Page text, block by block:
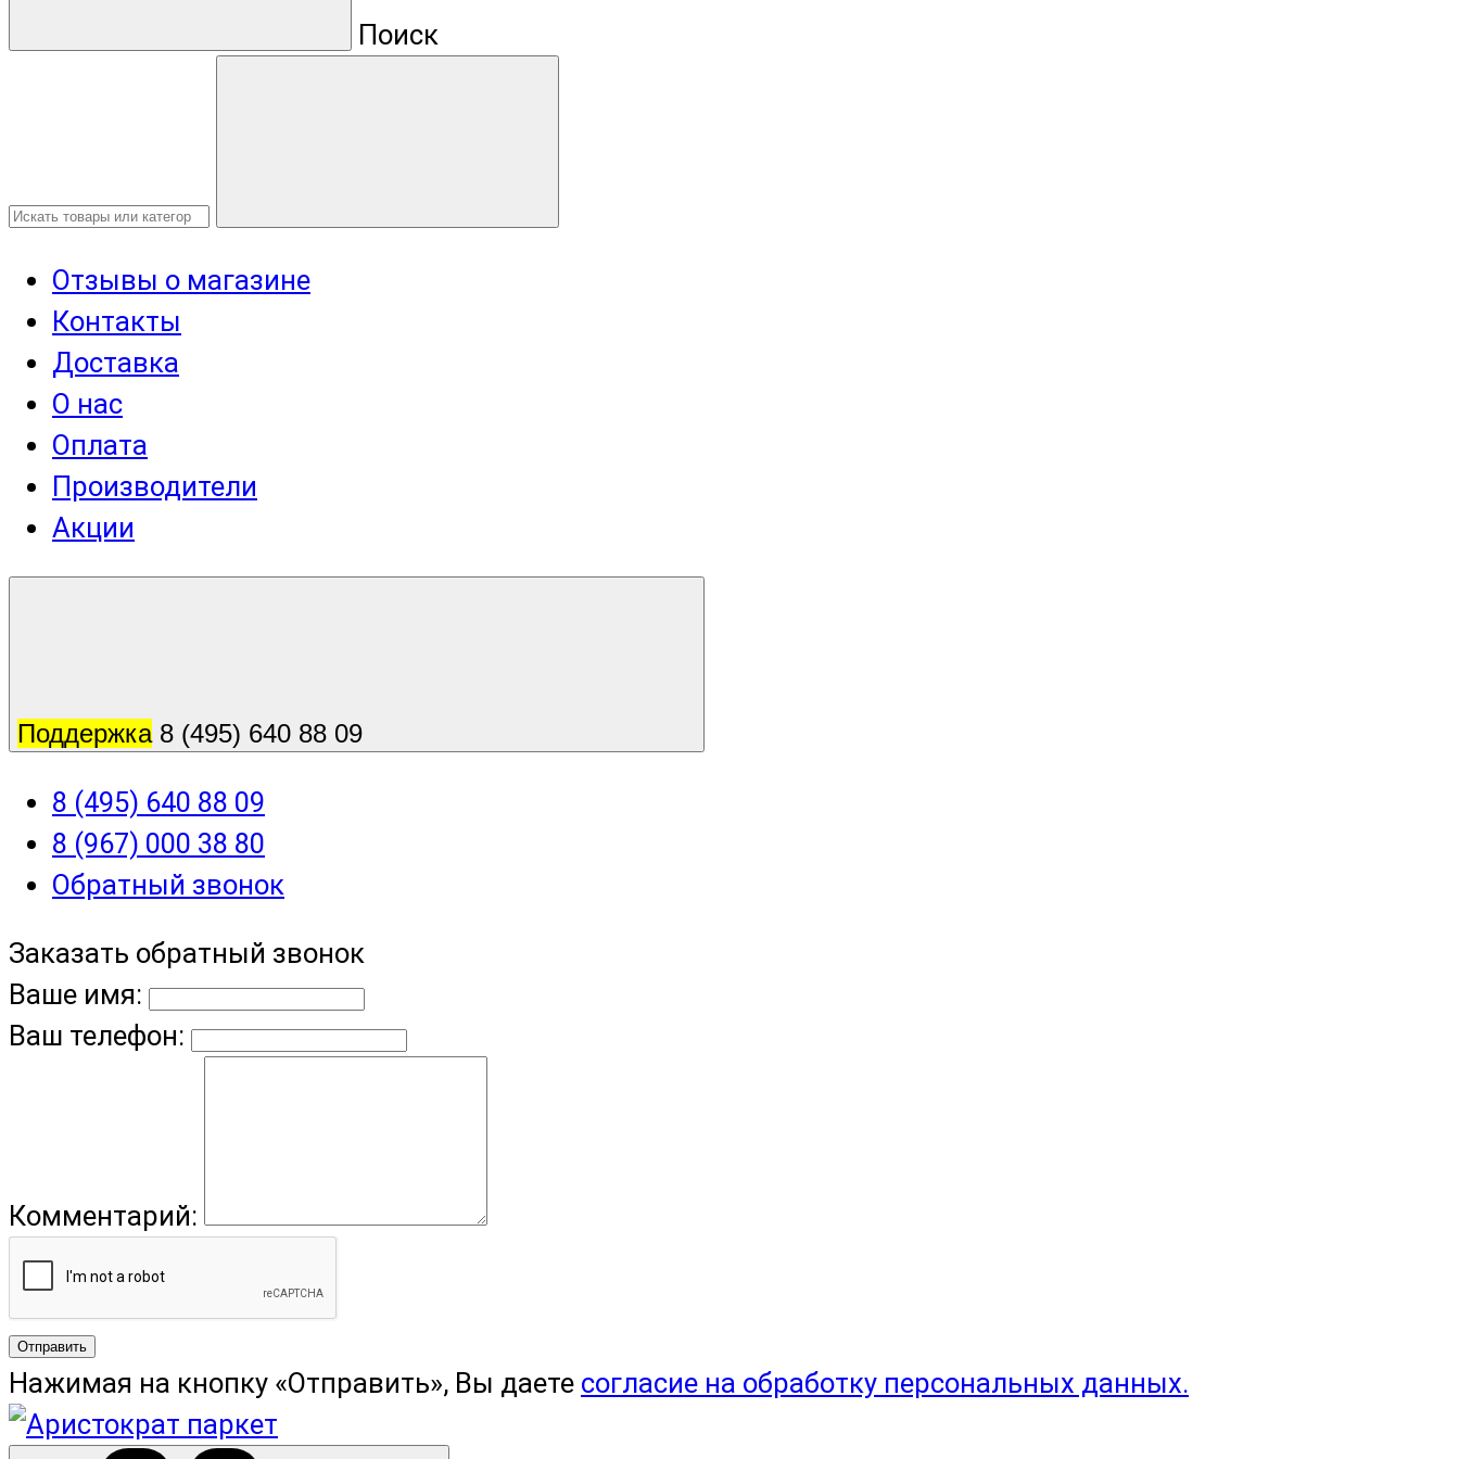
Поиск
Отзывы о магазине
Контакты
Доставка
О нас
Оплата
Производители
Акции
Поддержка8 (495) 640 88 09
8 (495) 640 88 09
8 (967) 000 38 80
Обратный звонок
Заказать обратный звонок
Ваше имя:
Ваш телефон:
Комментарий:
Отправить
Нажимая на кнопку «Отправить», Вы даете согласие на обработку персональных данных.